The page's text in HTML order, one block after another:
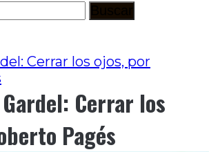
Cerrar los ojos, por
Cerrar los
Pagés